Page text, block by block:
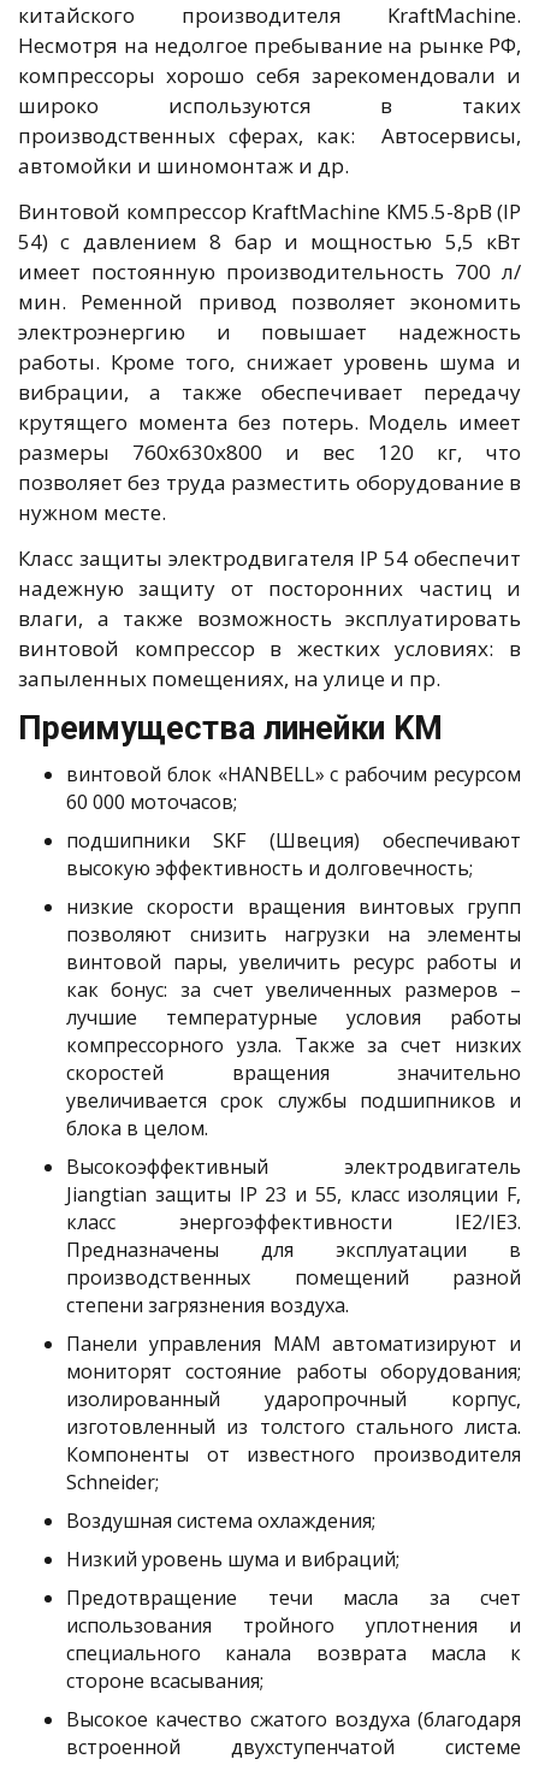
китайского производителя KraftMachine.
Несмотря на недолгое пребывание на рынке РФ,
компрессоры хорошо себя зарекомендовали и
широко используются в таких
производственных сферах, как: Автосервисы,
автомойки и шиномонтаж и др.
Винтовой компрессор KraftMachine KM5.5-8рВ (IP
54) с давлением 8 бар и мощностью 5,5 кВт
имеет постоянную производительность 700 л/
мин. Ременной привод позволяет экономить
электроэнергию и повышает надежность
работы. Кроме того, снижает уровень шума и
вибрации, а также обеспечивает передачу
крутящего момента без потерь. Модель имеет
размеры 760x630x800 и вес 120 кг, что
позволяет без труда разместить оборудование в
нужном месте.
Класс защиты электродвигателя IP 54 обеспечит
надежную защиту от посторонних частиц и
влаги, а также возможность эксплуатировать
винтовой компрессор в жестких условиях: в
запыленных помещениях, на улице и пр.
Преимущества линейки KM
винтовой блок «HANBELL» с рабочим ресурсом
60 000 моточасов;
подшипники SKF (Швеция) обеспечивают
высокую эффективность и долговечность;
низкие скорости вращения винтовых групп
позволяют снизить нагрузки на элементы
винтовой пары, увеличить ресурс работы и
как бонус: за счет увеличенных размеров –
лучшие температурные условия работы
компрессорного узла. Также за счет низких
скоростей вращения значительно
увеличивается срок службы подшипников и
блока в целом.
Высокоэффективный электродвигатель
Jiangtian защиты IP 23 и 55, класс изоляции F,
класс энергоэффективности IE2/IE3.
Предназначены для эксплуатации в
производственных помещений разной
степени загрязнения воздуха.
Панели управления MAM автоматизируют и
мониторят состояние работы оборудования;
изолированный ударопрочный корпус,
изготовленный из толстого стального листа.
Компоненты от известного производителя
Schneider;
Воздушная система охлаждения;
Низкий уровень шума и вибраций;
Предотвращение течи масла за счет
использования тройного уплотнения и
специального канала возврата масла к
стороне всасывания;
Высокое качество сжатого воздуха (благодаря
встроенной двухступенчатой системе